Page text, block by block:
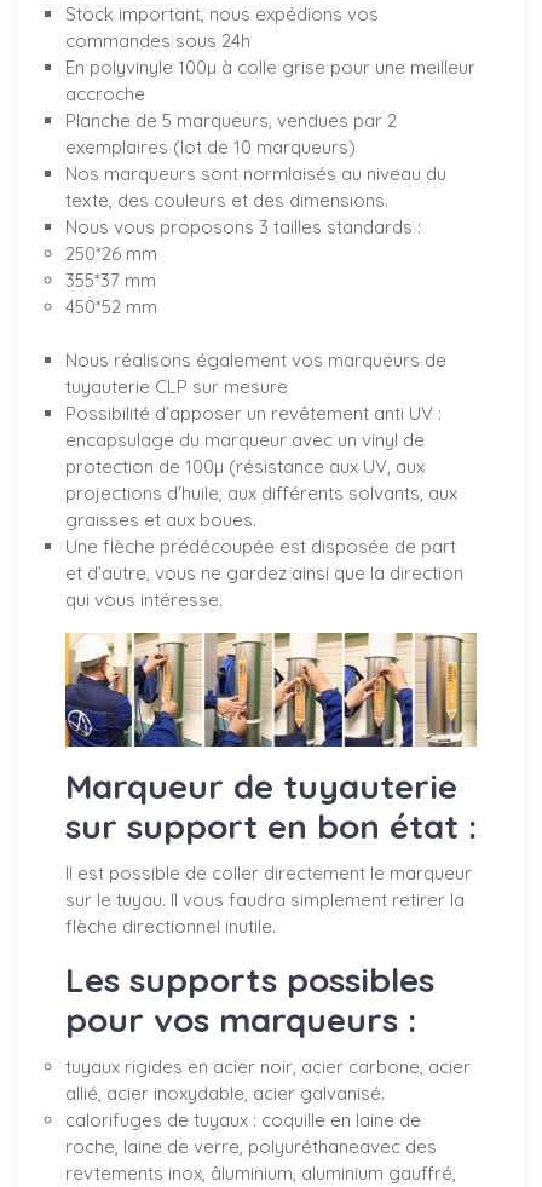
Stock important, nous expédions vos
commandes sous 24h
En polyvinyle 100µ à colle grise pour une meilleur
accroche
Planche de 5 marqueurs, vendues par 2
exemplaires (lot de 10 marqueurs)
Nos marqueurs sont normlaisés au niveau du
texte, des couleurs et des dimensions.
Nous vous proposons 3 tailles standards :
250*26 mm
355*37 mm
450*52 mm
Nous réalisons également vos marqueurs de
tuyauterie CLP sur mesure
Possibilité d’apposer un revêtement anti UV :
encapsulage du marqueur avec un vinyl de
protection de 100µ (résistance aux UV, aux
projections d'huile, aux différents solvants, aux
graisses et aux boues.
Une flèche prédécoupée est disposée de part
et d’autre, vous ne gardez ainsi que la direction
qui vous intéresse.
Marqueur de tuyauterie
sur support en bon état :
Il est possible de coller directement le marqueur
sur le tuyau. Il vous faudra simplement retirer la
flèche directionnel inutile.
Les supports possibles
pour vos marqueurs :
tuyaux rigides en acier noir, acier carbone, acier
allié, acier inoxydable, acier galvanisé.
calorifuges de tuyaux : coquille en laine de
roche, laine de verre, polyuréthaneavec des
revtements inox, âluminium, aluminium gauffré,